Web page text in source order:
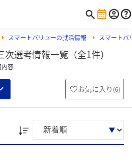
スマートバリューの就活情報 スマートバ
選考情報一覧（全1件）
内容
お気に入り (6)